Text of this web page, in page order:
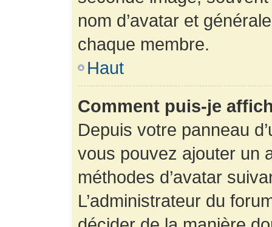
nom d’avatar et
chaque membre.
Haut
Comment puis-je
Depuis votre panneau
vous pouvez ajouter un
méthodes d’avatar
L’administrateur du